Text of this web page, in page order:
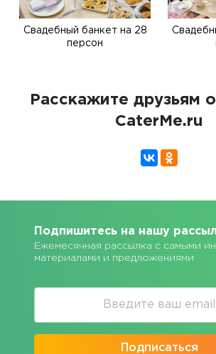
Свадебный банкет на 28
персон
Расскажите друзьям
CaterMe.ru
Подпишитесь на нашу
Ежемесячная рассылка с самыми
материалами и предложениями
Подписаться